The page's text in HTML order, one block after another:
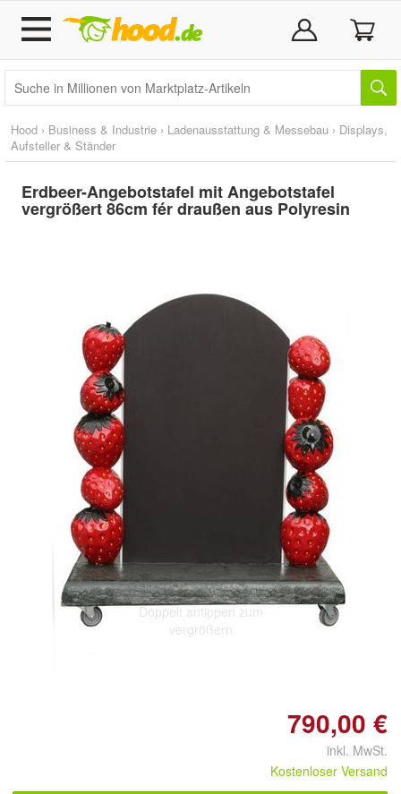
Hood › Business & Industrie › Ladenausstattung & Messebau › Displays,
Aufsteller & Ständer
Erdbeer-Angebotstafel mit Angebotstafel
vergrößert 86cm fér draußen aus Polyresin
Doppelt antippen zum
vergrößern
790,00 €
inkl. MwSt.
Kostenloser Versand